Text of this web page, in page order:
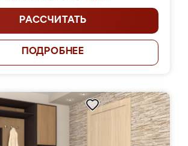
РАССЧИТАТЬ
ПОДРОБНЕЕ